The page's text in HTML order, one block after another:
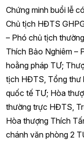
Chứng minh buổi lễ
Chủ tịch HĐTS
– Phó chủ tịch
Thích Bảo Nghiêm –
hoằng pháp TƯ;
tịch HĐTS, Tổng thư
quốc tế TƯ; Hòa
thường trực HĐTS,
Hòa thượng Thích
chánh văn phòng 2